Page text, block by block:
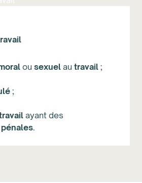
ou sexuel au travail ;
;
ayant des
pénales.